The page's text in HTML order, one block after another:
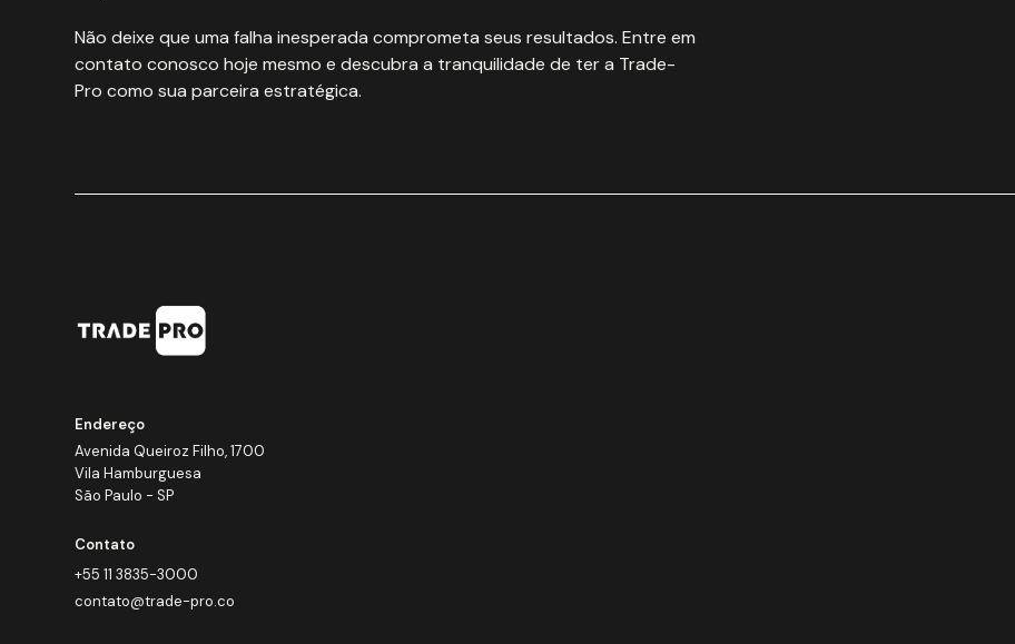
Não deixe que uma falha inesperada comprometa seus resultados. Entre em
contato conosco hoje mesmo e descubra a tranquilidade de ter a Trade-
Pro como sua parceira estratégica.
Endereço
Avenida Queiroz Filho, 1700
Vila Hamburguesa
São Paulo - SP
Contato
+55 11 3835-3000
contato@trade-pro.co